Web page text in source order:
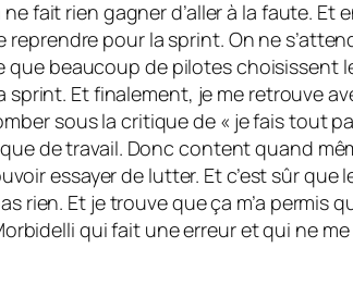
fait rien gagner d’aller à la faute.
pour la sprint. On ne
beaucoup de pilotes choisissent
Et finalement, je me retrouve
sous la critique de « je fais tout
de travail. Donc content quand
essayer de lutter. Et c’est sûr
rien. Et je trouve que ça m’a permis
qui fait une erreur et qui ne